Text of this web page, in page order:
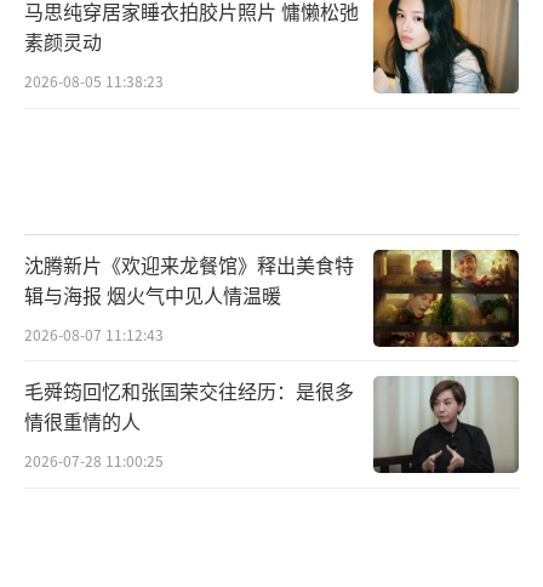
星的料，”她说自己脑子里天天想的是挣钱，
缺乏演戏需要的感性表达。她的创业起点并不
高。最早是带着2000元南下广州，租小房子、
丈夫陈昱涛，1994年出生的北京人，比球
球大三岁，悉尼大学硕士毕业。他家在北京从
事品牌管理和美容生意，家境不错。结婚前，
他就在北京全款买了房，写在球球名下。这段
婚姻，在外界看来是某种“强强联合”，但内
里是两人一起熬夜选品、直播的日常。
马思纯穿居家睡衣拍胶片照片 慵懒松弛
素颜灵动
2026-08-05 11:38:23
沈腾新片《欢迎来龙餐馆》释出美食特
辑与海报 烟火气中见人情温暖
2026-08-07 11:12:43
毛舜筠回忆和张国荣交往经历：是很多
情很重情的人
2026-07-28 11:00:25